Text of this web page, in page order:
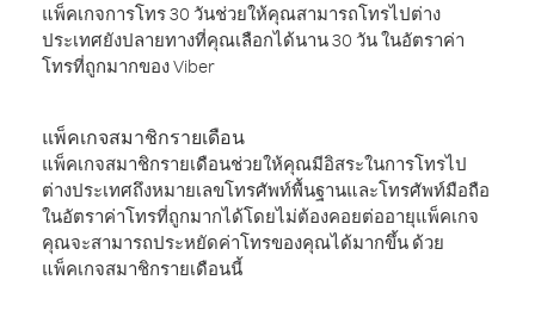
แพ็คเกจการโทร 30 วันช่วยให้คุณสามารถโทรไปต่าง
ประเทศยังปลายทางที่คุณเลือกได้นาน 30 วัน ในอัตราค่า
โทรที่ถูกมากของ Viber
แพ็คเกจสมาชิกรายเดือน
แพ็คเกจสมาชิกรายเดือนช่วยให้คุณมีอิสระในการโทรไป
ต่างประเทศถึงหมายเลขโทรศัพท์พื้นฐานและโทรศัพท์มือถือ
ในอัตราค่าโทรที่ถูกมากได้โดยไม่ต้องคอยต่ออายุแพ็คเกจ
คุณจะสามารถประหยัดค่าโทรของคุณได้มากขึ้น ด้วย
แพ็คเกจสมาชิกรายเดือนนี้